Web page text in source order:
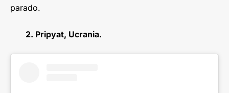
parado.
2. Pripyat, Ucrania.